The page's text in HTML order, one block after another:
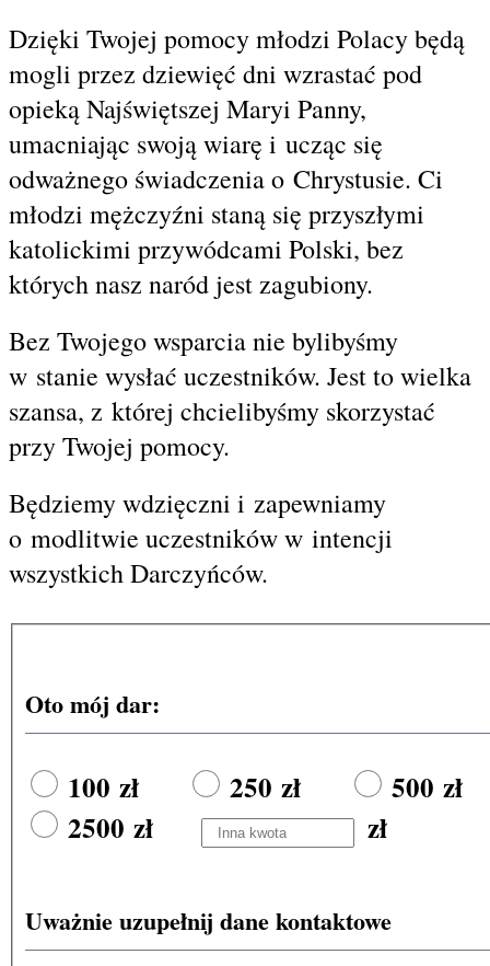
Dzięki Twojej pomocy młodzi Polacy będą
mogli przez dziewięć dni wzrastać pod
opieką Najświętszej Maryi Panny,
umacniając swoją wiarę i ucząc się
odważnego świadczenia o Chrystusie. Ci
młodzi mężczyźni staną się przyszłymi
katolickimi przywódcami Polski, bez
których nasz naród jest zagubiony.
Bez Twojego wsparcia nie bylibyśmy
w stanie wysłać uczestników. Jest to wielka
szansa, z której chcielibyśmy skorzystać
przy Twojej pomocy.
Będziemy wdzięczni i zapewniamy
o modlitwie uczestników w intencji
wszystkich Darczyńców.
Oto mój dar:
100 zł 250 zł
500 zł
2500 zł
zł
Uważnie uzupełnij dane kontaktowe